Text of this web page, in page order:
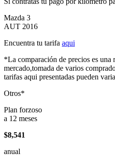
Mazda 3
AUT 2016
Encuentra tu tarifa aqui
*La comparación de precios es una
mercado,tomada de varios
tarifas aqui presentadas pueden
Otros*
Plan forzoso
a 12 meses
$8,541
anual